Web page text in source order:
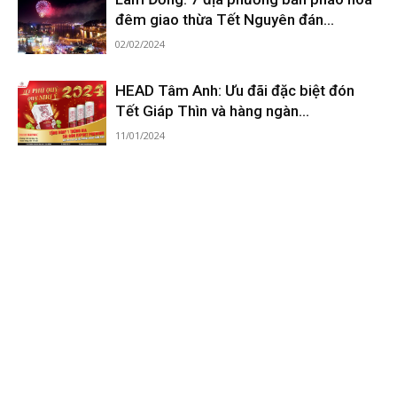
đêm giao thừa Tết Nguyên đán...
02/02/2024
HEAD Tâm Anh: Ưu đãi đặc biệt đón
Tết Giáp Thìn và hàng ngàn...
11/01/2024